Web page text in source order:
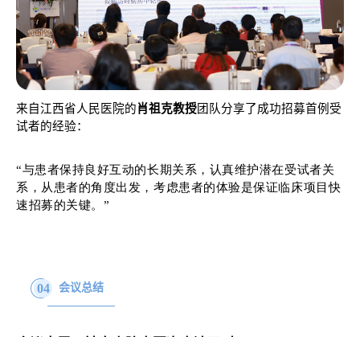
来自江西省人民医院的肖祖克教授团队分享了成功招募首例受
试者的经验：
“与患者保持良好互动的长期关系，认真维护潜在受试者关
系，从患者的角度出发，考虑患者的体验是保证临床项目快
速招募的关键。”
04 会议总结